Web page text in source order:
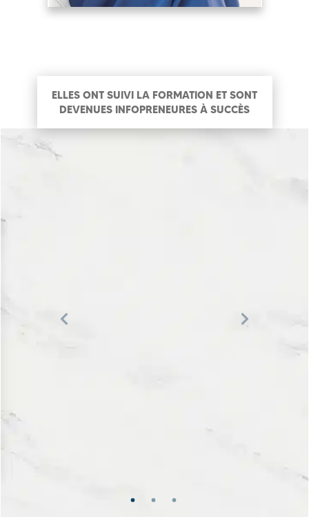
ELLES ONT SUIVI LA FORMATION ET SONT
DEVENUES INFOPRENEURES À SUCCÈS